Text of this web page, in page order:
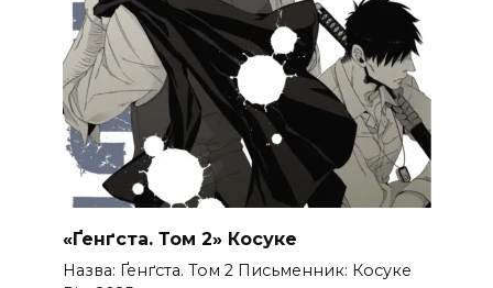
«Ґенґста. Том 2» Косуке
Назва: Ґенґста. Том 2 Письменник: Косуке